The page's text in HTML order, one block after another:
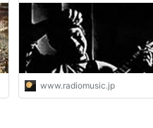
と音楽
www.radiomusic.jp